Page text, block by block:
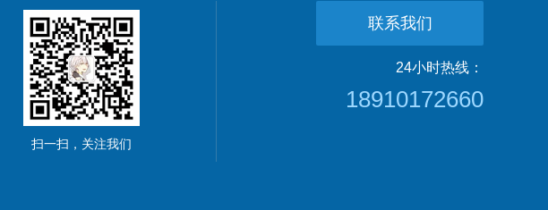
扫一扫，关注我们
联系我们
24小时热线：
18910172660